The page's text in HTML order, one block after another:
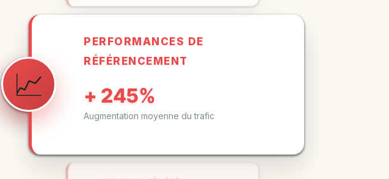
📈
RÉFÉRENCEMENT
+ 245%
Augmentation moyenne du trafic
???? + 2.4M€